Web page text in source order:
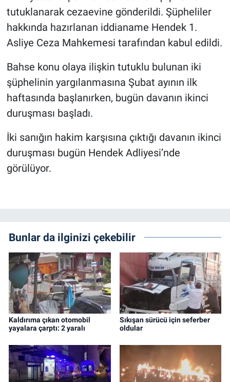
tutuklanarak cezaevine gönderildi. Şüpheliler
hakkında hazırlanan iddianame Hendek 1.
Asliye Ceza Mahkemesi tarafından kabul edildi.
Bahse konu olaya ilişkin tutuklu bulunan iki
şüphelinin yargılanmasına Şubat ayının ilk
haftasında başlanırken, bugün davanın ikinci
duruşması başladı.
İki sanığın hakim karşısına çıktığı davanın ikinci
duruşması bugün Hendek Adliyesi’nde
görülüyor.
Bunlar da ilginizi çekebilir
Kaldırıma çıkan otomobil
yayalara çarptı: 2 yaralı
Sıkışan sürücü için seferber
oldular